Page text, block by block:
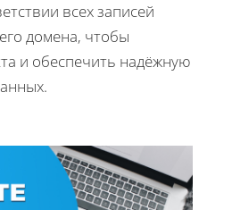
всех записей
домена, чтобы
и обеспечить надёжную